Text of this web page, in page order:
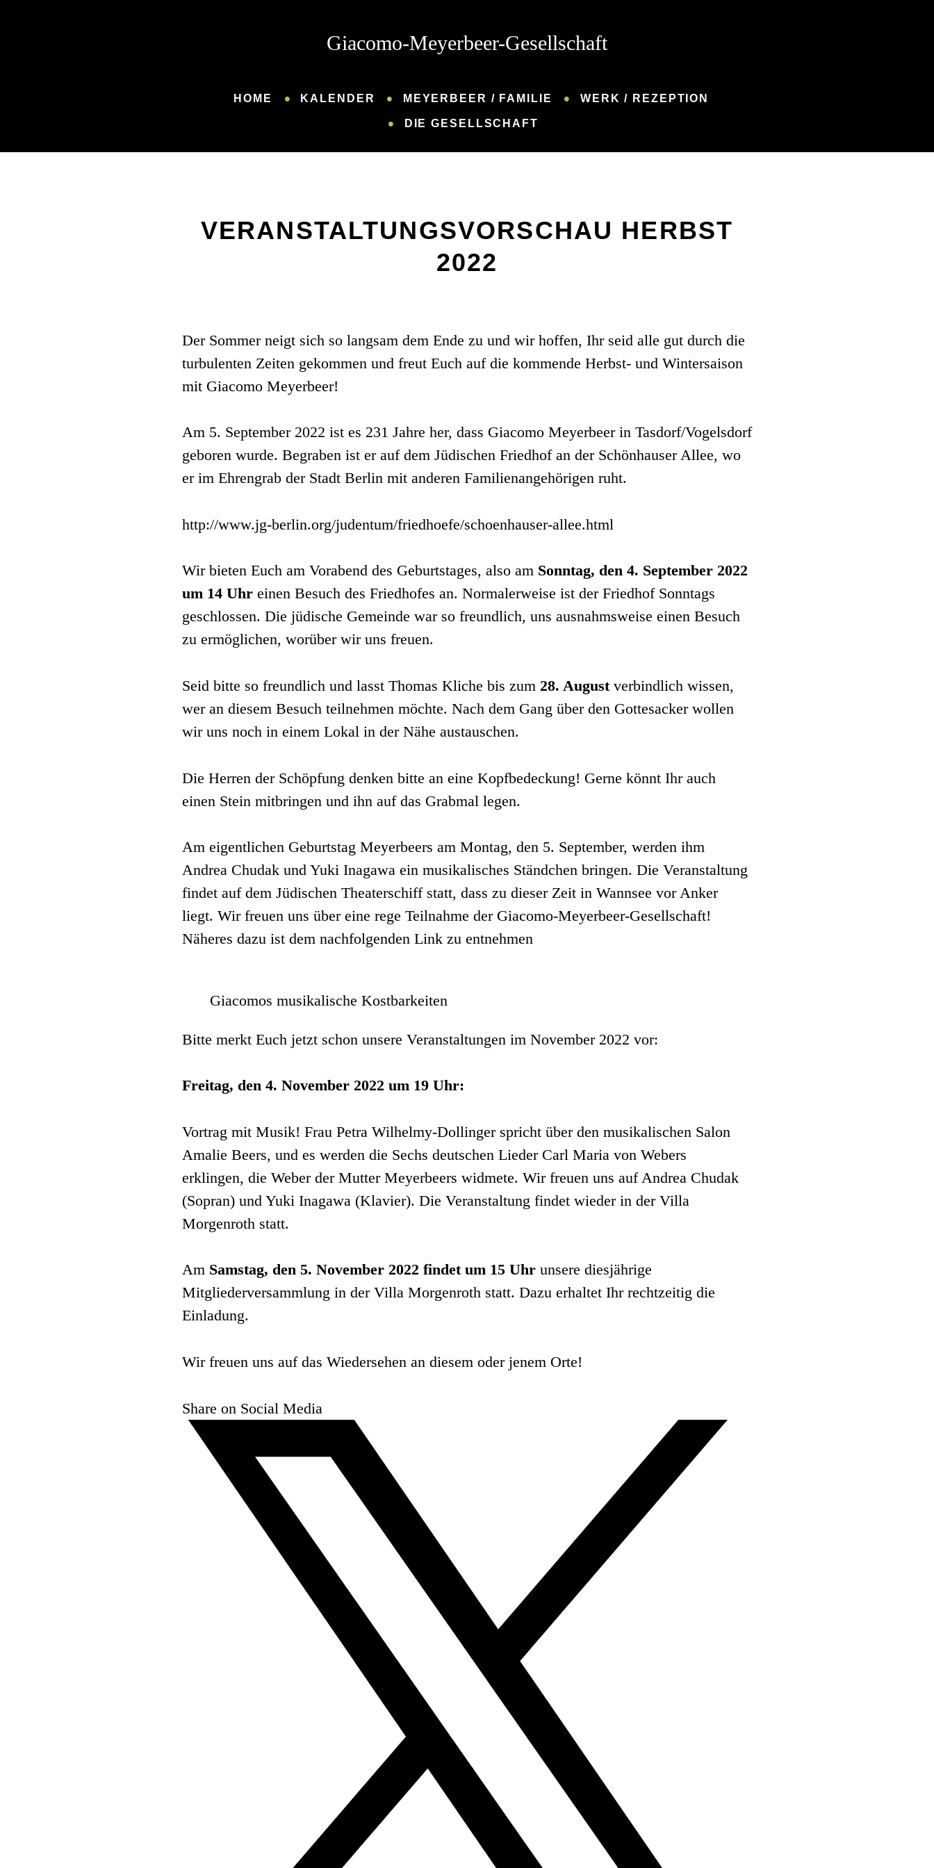
Giacomo-Meyerbeer-Gesellschaft
HOME KALENDER MEYERBEER / FAMILIE WERK / REZEPTION
DIE GESELLSCHAFT
VERANSTALTUNGSVORSCHAU HERBST
2022
Der Sommer neigt sich so langsam dem Ende zu und wir hoffen, Ihr seid alle gut durch die
turbulenten Zeiten gekommen und freut Euch auf die kommende Herbst- und Wintersaison
mit Giacomo Meyerbeer!
Am 5. September 2022 ist es 231 Jahre her, dass Giacomo Meyerbeer in Tasdorf/Vogelsdorf
geboren wurde. Begraben ist er auf dem Jüdischen Friedhof an der Schönhauser Allee, wo
er im Ehrengrab der Stadt Berlin mit anderen Familienangehörigen ruht.
http://www.jg-berlin.org/judentum/friedhoefe/schoenhauser-allee.html
Wir bieten Euch am Vorabend des Geburtstages, also am Sonntag, den 4. September 2022
um 14 Uhr einen Besuch des Friedhofes an. Normalerweise ist der Friedhof Sonntags
geschlossen. Die jüdische Gemeinde war so freundlich, uns ausnahmsweise einen Besuch
zu ermöglichen, worüber wir uns freuen.
Seid bitte so freundlich und lasst Thomas Kliche bis zum 28. Augustverbindlich wissen,
wer an diesem Besuch teilnehmen möchte. Nach dem Gang über den Gottesacker wollen
wir uns noch in einem Lokal in der Nähe austauschen.
Die Herren der Schöpfung denken bitte an eine Kopfbedeckung! Gerne könnt Ihr auch
einen Stein mitbringen und ihn auf das Grabmal legen.
Am eigentlichen Geburtstag Meyerbeers am Montag, den 5. September, werden ihm
Andrea Chudak und Yuki Inagawa ein musikalisches Ständchen bringen. Die Veranstaltung
findet auf dem Jüdischen Theaterschiff statt, dass zu dieser Zeit in Wannsee vor Anker
liegt. Wir freuen uns über eine rege Teilnahme der Giacomo-Meyerbeer-Gesellschaft!
Näheres dazu ist dem nachfolgenden Link zu entnehmen
Giacomos musikalische Kostbarkeiten
Bitte merkt Euch jetzt schon unsere Veranstaltungen im November 2022 vor:
Freitag, den 4. November 2022 um 19 Uhr:
Vortrag mit Musik! Frau Petra Wilhelmy-Dollinger spricht über den musikalischen Salon
Amalie Beers, und es werden die Sechs deutschen Lieder Carl Maria von Webers
erklingen, die Weber der Mutter Meyerbeers widmete. Wir freuen uns auf Andrea Chudak
(Sopran) und Yuki Inagawa (Klavier). Die Veranstaltung findet wieder in der Villa
Morgenroth statt.
Am Samstag, den 5. November 2022 findet um 15 Uhr unsere diesjährige
Mitgliederversammlung in der Villa Morgenroth statt. Dazu erhaltet Ihr rechtzeitig die
Einladung.
Wir freuen uns auf das Wiedersehen an diesem oder jenem Orte!
Share on Social Media